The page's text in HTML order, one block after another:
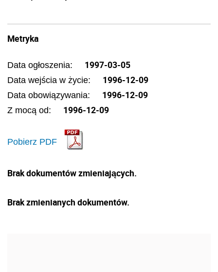
Metryka
Data ogłoszenia: 1997-03-05
Data wejścia w życie: 1996-12-09
Data obowiązywania: 1996-12-09
Z mocą od: 1996-12-09
Pobierz PDF
Brak dokumentów zmieniających.
Brak zmienianych dokumentów.